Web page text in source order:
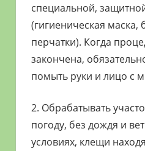
специальной,
(гигиеническая
перчатки). Когда
закончена,
помыть руки и лицо с
2. Обрабатывать
погоду, без дождя и
условиях, клещи